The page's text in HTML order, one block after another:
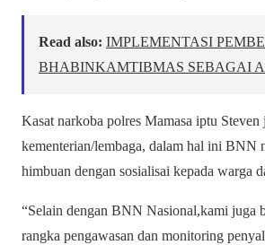
Read also: IMPLEMENTASI
BHABINKAMTIBMAS SEBAGAI
Kasat narkoba polres Mamasa iptu
kementerian/lembaga, dalam hal ini BNN
himbuan dengan sosialisai kepada warga
“Selain dengan BNN Nasional,kami juga
rangka pengawasan dan monitoring